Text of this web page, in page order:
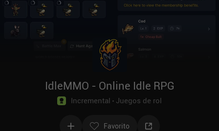
IdleMMO - Online Idle RPG
Incremental Juegos de rol
Favorito